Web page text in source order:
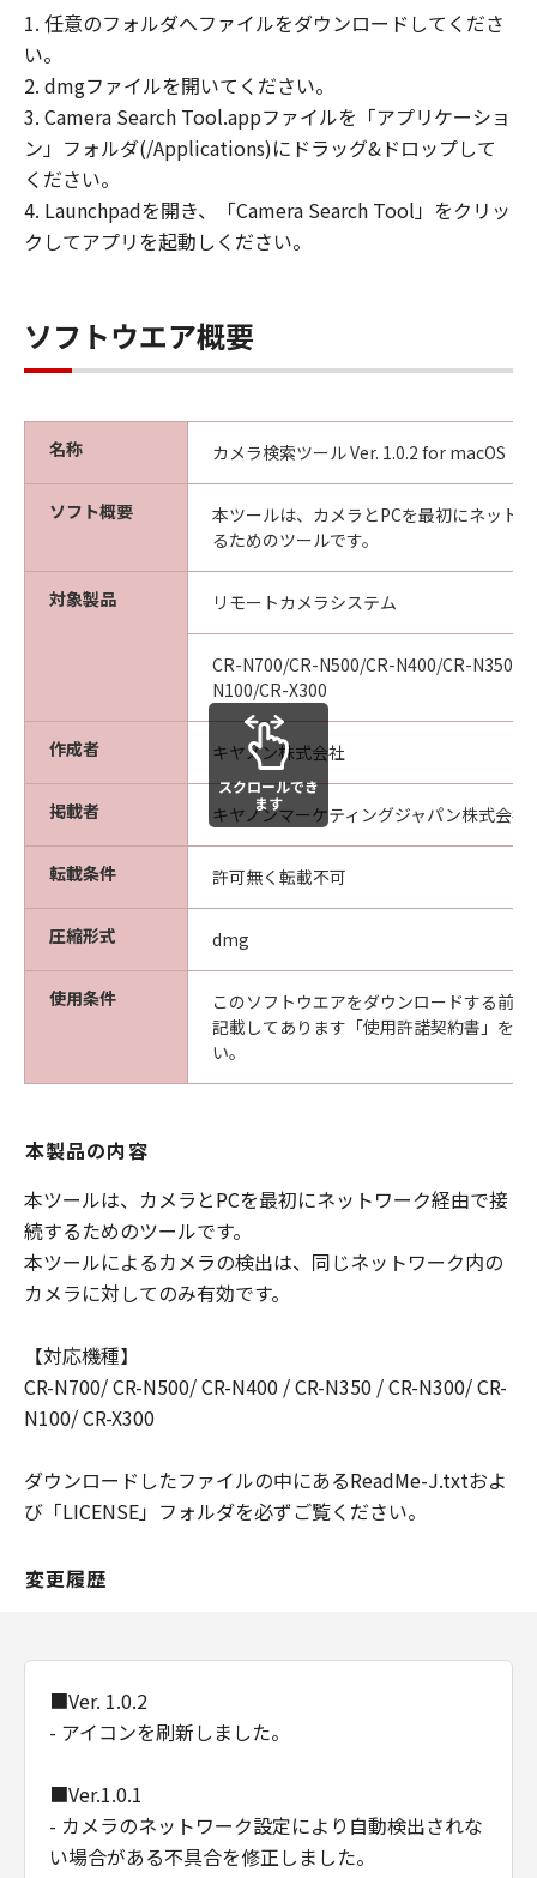
「許諾ソフトウェア」に係る知的財産権
ンのライセンサーに帰属します。
著
作
権
表
れるキヤノンまたはキヤノンのライセン
サーの著作権表示を変更し、除去しまた
サポートおよびアップグレード
キヤノン、キヤノンの子会社、キヤノンの関連
「許諾ソフトウェア」のメンテナンスおよびお
客様による「許諾ソフトウェア」の使用を支援
することに、並びに「許諾ソフトウェア」に対
するアップデート、バグの修正またはサポート
の提供ついて、いかなる責任も負うものではあ
りません。
保証の否認・免責
IS）』の状態で使用許諾されます。キヤノン、
キヤノンの子会社、キヤノンの関連会社、それ
らの販売代理店または販売店は、｢許諾ソフトウ
ェア」に関して、商品性および特定の目的への
適合性の保証または「許諾ソフトウェア」に欠
陥がないことを含め、いかなる保証も、明示た
ると黙示たるとを問わず一切しないものとしま
す。
(2) キヤノン、キヤノンの子会社、キヤノンの関
連会社、それらの販売代理店または販売店は、
「許諾ソフトウェア」の使用または使用不能か
ら生ずるいかなる損害（逸失利益およびその他
の派生的または付随的な損害を含むがこれらに
限定されない全ての損害を言います。）につい
て、適用法で認められる限り、一切の責任を負
わないものとします。
ンの関連会社、それらの販売代理店または販売
た場合でも同様です。
(3) キヤノン、キヤノンの子会社、キヤノンの関
連会社、それらの販売代理店または販売店は、
「許諾ソフトウェア」、または「許諾ソフトウ
三者との間に生じたいかなる紛争についても、
一切責任を負わないものとします。
契約期間
(1) 「本契約」は、お客様が「許諾ソフトウェ
(3)により終了されるまで有効に存続します。
(2) お客様は、｢許諾ソフトウェア」およびその
り、「本契約」を終了させることができます。
(4) お客様は、上記(3) によって「本契約」が終
了した場合、速やかに、「許諾ソフトウェア」
およびその複製物のすべてを廃棄するものとし
ます。
は、「本契約」の終了後も効力を有するものと
します。
U.S. GOVERNMENT RESTRICTED RIGHTS
1. 任意のフォルダへファイルをダウンロードしてくださ
い。
2. dmgファイルを開いてください。
3. Camera Search Tool.appファイルを「アプリケーショ
ン」フォルダ(/Applications)にドラッグ&ドロップして
ください。
4. Launchpadを開き、「Camera Search Tool」をクリッ
クしてアプリを起動しください。
ソフトウエア概要
名称 カメラ検索ツール Ver. 1.0.2 for macOS
ソフト概要
本ツールは、カメラとPCを最初にネット
るためのツールです。
対象製品 リモートカメラシステム
CR-N700/CR-N500/CR-N400/CR-N350/
N100/CR-X300
作成者 キヤノン株式会社
掲載者 キヤノンマーケティングジャパン株式会社
転載条件 許可無く転載不可
圧縮形式 dmg
使用条件
このソフトウエアをダウンロードする前
記載してあります「使用許諾契約書」を
い。
スクロールでき
ます
本製品の内容
本ツールは、カメラとPCを最初にネットワーク経由で接
続するためのツールです。
本ツールによるカメラの検出は、同じネットワーク内の
カメラに対してのみ有効です。
【対応機種】
CR-N700/ CR-N500/ CR-N400 / CR-N350 / CR-N300/ CR-
N100/ CR-X300
ダウンロードしたファイルの中にあるReadMe-J.txtおよ
び「LICENSE」フォルダを必ずご覧ください。
変更履歴
■Ver. 1.0.2
- アイコンを刷新しました。
■Ver.1.0.1
- カメラのネットワーク設定により自動検出されな
い場合がある不具合を修正しました。